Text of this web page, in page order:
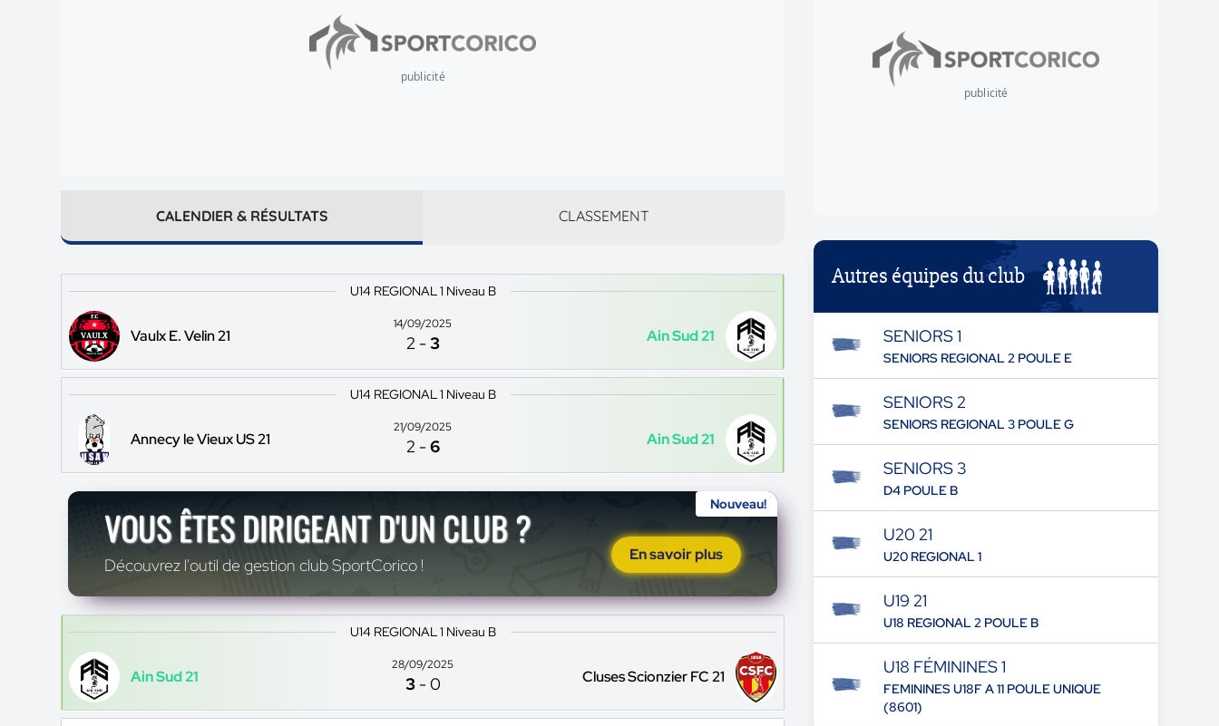
publicité
CALENDIER & RÉSULTATS CLASSEMENT
U14 REGIONAL 1 Niveau B
Vaulx E. Velin 21
14/09/2025
2 -3 Ain Sud 21
U14 REGIONAL 1 Niveau B
Annecy le Vieux US 21
21/09/2025
2 -6 Ain Sud 21
Nouveau!
VOUS ÊTES DIRIGEANT D'UN CLUB ?
Découvrez l'outil de gestion club SportCorico !
En savoir plus
U14 REGIONAL 1 Niveau B
Ain Sud 21
28/09/2025
3 -0 Cluses Scionzier FC 21
publicité
Autres équipes du club
SENIORS 1
SENIORS REGIONAL 2 POULE E
SENIORS 2
SENIORS REGIONAL 3 POULE G
SENIORS 3
D4 POULE B
U20 21
U20 REGIONAL 1
U19 21
U18 REGIONAL 2 POULE B
U18 FÉMININES 1
FEMININES U18F A 11 POULE UNIQUE
(8601)